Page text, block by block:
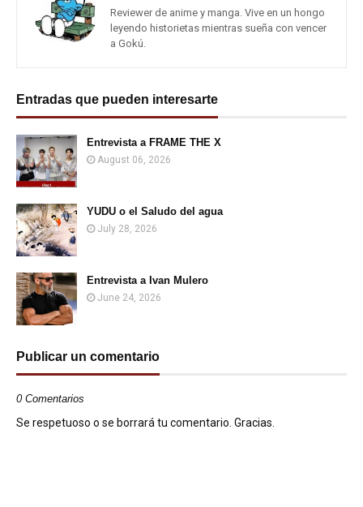
Reviewer de anime y manga. Vive en un hongo
leyendo historietas mientras sueña con vencer
a Gokú.
Entradas que pueden interesarte
Entrevista a FRAME THE X
August 06, 2026
YUDU o el Saludo del agua
July 28, 2026
Entrevista a Ivan Mulero
June 24, 2026
Publicar un comentario
0 Comentarios
Se respetuoso o se borrará tu comentario. Gracias.